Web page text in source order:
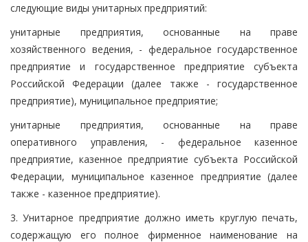
следующие виды унитарных предприятий:
унитарные предприятия, основанные на праве
хозяйственного ведения, - федеральное государственное
предприятие и государственное предприятие субъекта
Российской Федерации (далее также - государственное
предприятие), муниципальное предприятие;
унитарные предприятия, основанные на праве
оперативного управления, - федеральное казенное
предприятие, казенное предприятие субъекта Российской
Федерации, муниципальное казенное предприятие (далее
также - казенное предприятие).
3. Унитарное предприятие должно иметь круглую печать,
содержащую его полное фирменное наименование на